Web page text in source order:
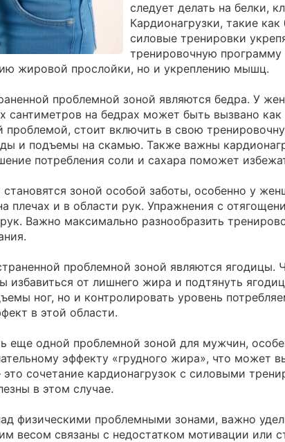
следует делать на белки,
Кардионагрузки, такие
силовые тренировки
тренировочную программу
жировой прослойки, но и укреплению мышц.
проблемной зоной являются бедра. У
сантиметров на бедрах может быть вызвано
проблемой, стоит включить в свою
и подъемы на скамью. Также важны
потребления соли и сахара поможет
зоной особой заботы, особенно у
плечах и в области рук. Упражнения с
Важно максимально разнообразить
проблемной зоной являются ягодицы.
от лишнего жира и подтянуть
ног, но и контролировать уровень
в этой области.
еще одной проблемной зоной для мужчин,
эффекту «грудного жира», что
сочетание кардионагрузок с силовыми
в этом случае.
физическими проблемными зонами, важно
весом связаны с недостатком мотивации или